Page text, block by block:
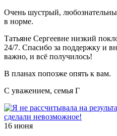
Очень шустрый,
в норме.
Татьяне Сергеевне низкий
24/7. Спасибо за поддержку и
важно, и всё получилось!
В планах попозже опять к вам.
С уважением, семья Г
16 июня